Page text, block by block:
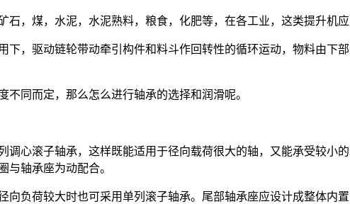
石，煤，水泥，水泥熟料，粮食，化肥等，在各工业，这类提升机应
，驱动链轮带动牵引构件和料斗作回转性的循环运动，物料由下
同而定，那么怎么进行轴承的选择和润滑呢。
心滚子轴承，这样既能适用于径向载荷很大的轴，又能承受较小
与轴承座为动配合。
负荷较大时也可采用单列滚子轴承。尾部轴承座应设计成整体内